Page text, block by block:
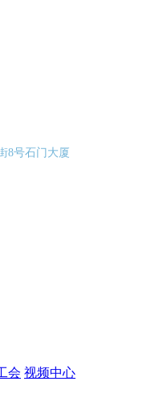
8号石门大厦
会 视频中心